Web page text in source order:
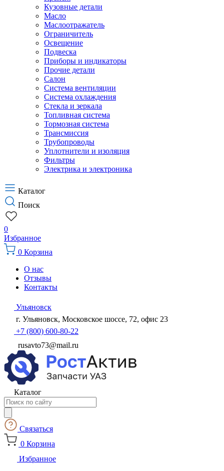
Кузовные детали
Масло
Маслоотражатель
Ограничитель
Освещение
Подвеска
Приборы и индикаторы
Прочие детали
Салон
Система вентиляции
Система охлаждения
Стекла и зеркала
Топливная система
Тормозная система
Трансмиссия
Трубопроводы
Уплотнители и изоляция
Фильтры
Электрика и электроника
Каталог
Поиск
0
Избранное
0 Корзина
О нас
Отзывы
Контакты
Ульяновск
г. Ульяновск, Московское шоссе, 72, офис 23
+7 (800) 600-80-22
rusavto73@mail.ru
Каталог
Поиск
товаров
Связаться
0 Корзина
Избранное